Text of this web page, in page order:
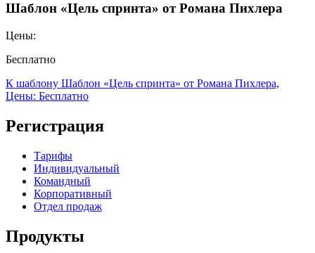
Шаблон «Цель спринта» от Романа Пихлера
Цены:
Бесплатно
К шаблону Шаблон «Цель спринта» от Романа Пихлера,
Цены: Бесплатно
Регистрация
Тарифы
Индивидуальный
Командный
Корпоративный
Отдел продаж
Продукты